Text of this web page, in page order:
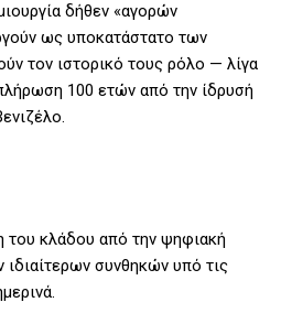
δήθεν «αγορών
ως υποκατάστατο των
τον ιστορικό τους ρόλο — λίγα
100 ετών από την ίδρυσή
του κλάδου από την ψηφιακή
συνθηκών υπό τις